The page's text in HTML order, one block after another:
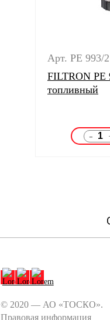
Арт. PE 993/2
FILTRON PE
топливный
-
© 2020 — АО «ТОСКО».
Правовая информация